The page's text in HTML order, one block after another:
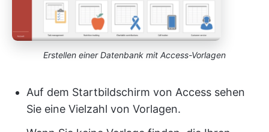
Erstellen einer Datenbank mit Access-Vorlagen
Auf dem Startbildschirm von Access sehen
Sie eine Vielzahl von Vorlagen.